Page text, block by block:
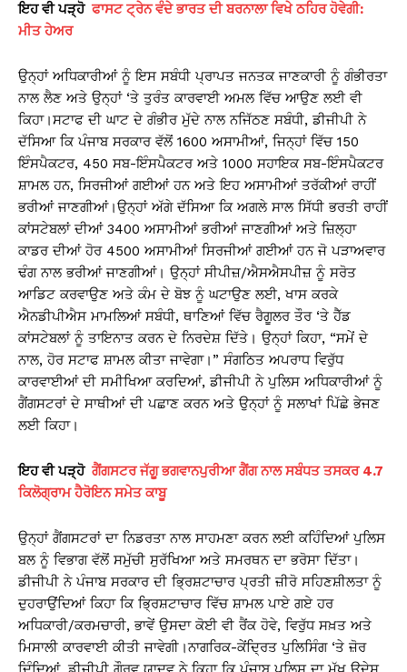
ਇਹ ਵੀ ਪੜ੍ਹੋਫਾਸਟ ਟ੍ਰੇਨ ਵੰਦੇ ਭਾਰਤ ਦੀ ਬਰਨਾਲਾ ਵਿਖੇ ਠਹਿਰ ਹੋਵੇਗੀ:
ਮੀਤ ਹੇਅਰ
ਉਨ੍ਹਾਂ ਅਧਿਕਾਰੀਆਂ ਨੂੰ ਇਸ ਸਬੰਧੀ ਪ੍ਰਾਪਤ ਜਨਤਕ ਜਾਣਕਾਰੀ ਨੂੰ ਗੰਭੀਰਤਾ
ਨਾਲ ਲੈਣ ਅਤੇ ਉਨ੍ਹਾਂ ‘ਤੇ ਤੁਰੰਤ ਕਾਰਵਾਈ ਅਮਲ ਵਿੱਚ ਆਉਣ ਲਈ ਵੀ
ਕਿਹਾ।ਸਟਾਫ ਦੀ ਘਾਟ ਦੇ ਗੰਭੀਰ ਮੁੱਦੇ ਨਾਲ ਨਜਿੱਠਣ ਸਬੰਧੀ, ਡੀਜੀਪੀ ਨੇ
ਦੱਸਿਆ ਕਿ ਪੰਜਾਬ ਸਰਕਾਰ ਵੱਲੋਂ 1600 ਅਸਾਮੀਆਂ, ਜਿਨ੍ਹਾਂ ਵਿੱਚ 150
ਇੰਸਪੈਕਟਰ, 450 ਸਬ-ਇੰਸਪੈਕਟਰ ਅਤੇ 1000 ਸਹਾਇਕ ਸਬ-ਇੰਸਪੈਕਟਰ
ਸ਼ਾਮਲ ਹਨ, ਸਿਰਜੀਆਂ ਗਈਆਂ ਹਨ ਅਤੇ ਇਹ ਅਸਾਮੀਆਂ ਤਰੱਕੀਆਂ ਰਾਹੀਂ
ਭਰੀਆਂ ਜਾਣਗੀਆਂ।ਉਨ੍ਹਾਂ ਅੱਗੇ ਦੱਸਿਆ ਕਿ ਅਗਲੇ ਸਾਲ ਸਿੱਧੀ ਭਰਤੀ ਰਾਹੀਂ
ਕਾਂਸਟੇਬਲਾਂ ਦੀਆਂ 3400 ਅਸਾਮੀਆਂ ਭਰੀਆਂ ਜਾਣਗੀਆਂ ਅਤੇ ਜ਼ਿਲ੍ਹਾ
ਕਾਡਰ ਦੀਆਂ ਹੋਰ 4500 ਅਸਾਮੀਆਂ ਸਿਰਜੀਆਂ ਗਈਆਂ ਹਨ ਜੋ ਪੜਾਅਵਾਰ
ਢੰਗ ਨਾਲ ਭਰੀਆਂ ਜਾਣਗੀਆਂ। ਉਨ੍ਹਾਂ ਸੀਪੀਜ਼/ਐਸਐਸਪੀਜ਼ ਨੂੰ ਸਰੋਤ
ਆਡਿਟ ਕਰਵਾਉਣ ਅਤੇ ਕੰਮ ਦੇ ਬੋਝ ਨੂੰ ਘਟਾਉਣ ਲਈ, ਖਾਸ ਕਰਕੇ
ਐਨਡੀਪੀਐਸ ਮਾਮਲਿਆਂ ਸਬੰਧੀ, ਥਾਣਿਆਂ ਵਿੱਚ ਰੈਗੂਲਰ ਤੌਰ ‘ਤੇ ਹੈੱਡ
ਕਾਂਸਟੇਬਲਾਂ ਨੂੰ ਤਾਇਨਾਤ ਕਰਨ ਦੇ ਨਿਰਦੇਸ਼ ਦਿੱਤੇ। ਉਨ੍ਹਾਂ ਕਿਹਾ, “ਸਮੇਂ ਦੇ
ਨਾਲ, ਹੋਰ ਸਟਾਫ ਸ਼ਾਮਲ ਕੀਤਾ ਜਾਵੇਗਾ।” ਸੰਗਠਿਤ ਅਪਰਾਧ ਵਿਰੁੱਧ
ਕਾਰਵਾਈਆਂ ਦੀ ਸਮੀਖਿਆ ਕਰਦਿਆਂ, ਡੀਜੀਪੀ ਨੇ ਪੁਲਿਸ ਅਧਿਕਾਰੀਆਂ ਨੂੰ
ਗੈਂਗਸਟਰਾਂ ਦੇ ਸਾਥੀਆਂ ਦੀ ਪਛਾਣ ਕਰਨ ਅਤੇ ਉਨ੍ਹਾਂ ਨੂੰ ਸਲਾਖਾਂ ਪਿੱਛੇ ਭੇਜਣ
ਲਈ ਕਿਹਾ।
ਇਹ ਵੀ ਪੜ੍ਹੋ ਗੈਂਗਸਟਰ ਜੱਗੂ ਭਗਵਾਨਪੁਰੀਆ ਗੈਂਗ ਨਾਲ ਸਬੰਧਤ ਤਸਕਰ 4.7
ਕਿਲੋਗ੍ਰਾਮ ਹੈਰੋਇਨ ਸਮੇਤ ਕਾਬੂ
ਉਨ੍ਹਾਂ ਗੈਂਗਸਟਰਾਂ ਦਾ ਨਿਡਰਤਾ ਨਾਲ ਸਾਹਮਣਾ ਕਰਨ ਲਈ ਕਹਿੰਦਿਆਂ ਪੁਲਿਸ
ਬਲ ਨੂੰ ਵਿਭਾਗ ਵੱਲੋਂ ਸਮੁੱਚੀ ਸੁਰੱਖਿਆ ਅਤੇ ਸਮਰਥਨ ਦਾ ਭਰੋਸਾ ਦਿੱਤਾ।
ਡੀਜੀਪੀ ਨੇ ਪੰਜਾਬ ਸਰਕਾਰ ਦੀ ਭ੍ਰਿਸ਼ਟਾਚਾਰ ਪ੍ਰਤੀ ਜ਼ੀਰੋ ਸਹਿਣਸ਼ੀਲਤਾ ਨੂੰ
ਦੁਹਰਾਉਂਦਿਆਂ ਕਿਹਾ ਕਿ ਭ੍ਰਿਸ਼ਟਾਚਾਰ ਵਿੱਚ ਸ਼ਾਮਲ ਪਾਏ ਗਏ ਹਰ
ਅਧਿਕਾਰੀ/ਕਰਮਚਾਰੀ, ਭਾਵੇਂ ਉਸਦਾ ਕੋਈ ਵੀ ਰੈਂਕ ਹੋਵੇ, ਵਿਰੁੱਧ ਸਖ਼ਤ ਅਤੇ
ਮਿਸਾਲੀ ਕਾਰਵਾਈ ਕੀਤੀ ਜਾਵੇਗੀ।ਨਾਗਰਿਕ-ਕੇਂਦ੍ਰਿਤ ਪੁਲਿਸਿੰਗ ‘ਤੇ ਜ਼ੋਰ